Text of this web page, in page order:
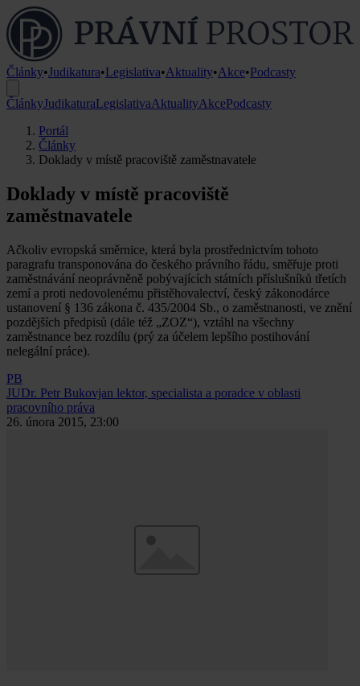
Články•Judikatura•Legislativa•Aktuality•Akce•Podcasty
ČlánkyJudikaturaLegislativaAktualityAkcePodcasty
Portál
Články
Doklady v místě pracoviště zaměstnavatele
Doklady v místě pracoviště
zaměstnavatele
Ačkoliv evropská směrnice, která byla prostřednictvím tohoto
paragrafu transponována do českého právního řádu, směřuje proti
zaměstnávání neoprávněně pobývajících státních příslušníků třetích
zemí a proti nedovolenému přistěhovalectví, český zákonodárce
ustanovení § 136 zákona č. 435/2004 Sb., o zaměstnanosti, ve znění
pozdějších předpisů (dále též „ZOZ“), vztáhl na všechny
zaměstnance bez rozdílu (prý za účelem lepšího postihování
nelegální práce).
PB
JUDr. Petr Bukovjan lektor, specialista a poradce v oblasti
pracovního práva
26. února 2015, 23:00